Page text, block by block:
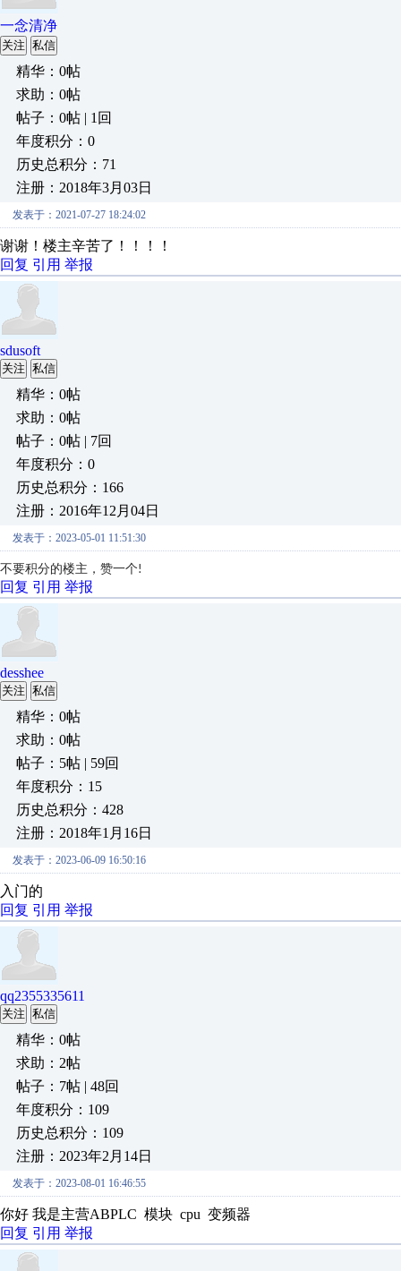
一念清净
关注 私信
精华：0帖
求助：0帖
帖子：0帖 | 1回
年度积分：0
历史总积分：71
注册：2018年3月03日
发表于：2021-07-27 18:24:02
谢谢！楼主辛苦了！！！！
回复 引用 举报
sdusoft
关注 私信
精华：0帖
求助：0帖
帖子：0帖 | 7回
年度积分：0
历史总积分：166
注册：2016年12月04日
发表于：2023-05-01 11:51:30
不要积分的楼主，赞一个!
回复 引用 举报
desshee
关注 私信
精华：0帖
求助：0帖
帖子：5帖 | 59回
年度积分：15
历史总积分：428
注册：2018年1月16日
发表于：2023-06-09 16:50:16
入门的
回复 引用 举报
qq2355335611
关注 私信
精华：0帖
求助：2帖
帖子：7帖 | 48回
年度积分：109
历史总积分：109
注册：2023年2月14日
发表于：2023-08-01 16:46:55
你好 我是主营ABPLC 模块 cpu 变频器
回复 引用 举报